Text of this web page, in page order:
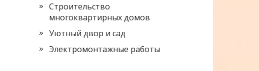
Строительство
многоквартирных домов
Уютный двор и сад
Электромонтажные работы